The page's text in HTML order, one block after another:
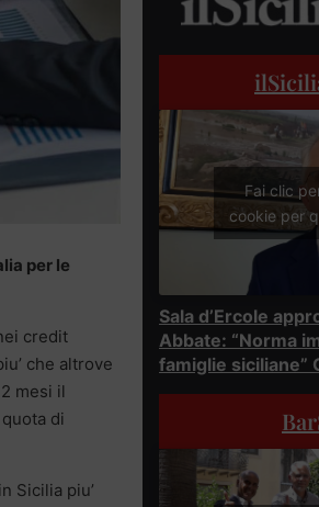
per le
credit
che altrove
mesi il
di
Sicilia piu’
Fai clic
cookie per
Sala d’Ercole
Abbate: “Norma
famiglie siciliane”